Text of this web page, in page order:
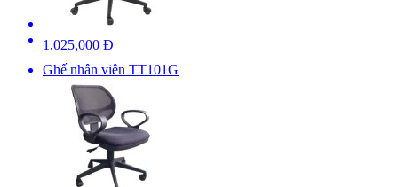
1,025,000 Đ
Ghế nhân viên TT101G